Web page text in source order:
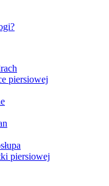
piersiowej
piersiowej